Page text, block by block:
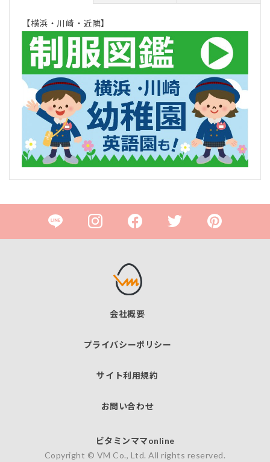
【横浜・川崎・近隣】
会社概要
プライバシーポリシー
サイト利用規約
お問い合わせ
ビタミンママonline
Copyright © VM Co., Ltd. All rights reserved.